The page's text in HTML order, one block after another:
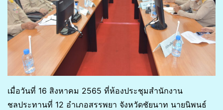
เมื่อวันที่ 16 สิงหาคม 2565 ที่ห้องประชุมสำนักงาน
ชลประทานที่ 12 อำเภอสรรพยา จังหวัดชัยนาท นายนิพนธ์